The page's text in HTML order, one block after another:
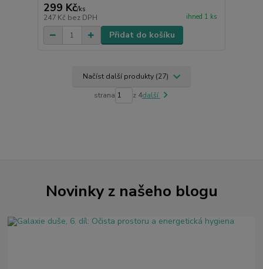
299 Kč/ks
247 Kč bez DPH ihned 1 ks
Přidat do košíku
Načíst další produkty (27)
strana z 4další
Novinky z našeho blogu